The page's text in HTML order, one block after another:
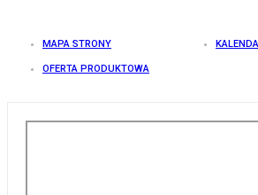
MAPA STRONY
OFERTA PRODUKTOWA